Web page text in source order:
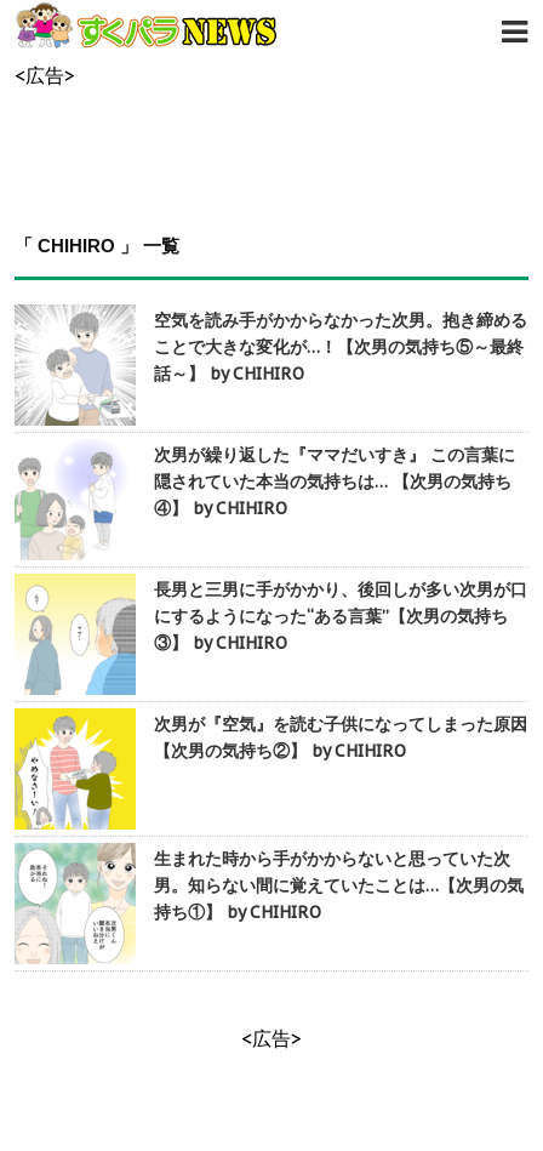
<広告>
「 CHIHIRO 」 一覧
空気を読み手がかからなかった次男。抱き締める
ことで大きな変化が…！【次男の気持ち⑤～最終
話～】 by CHIHIRO
次男が繰り返した『ママだいすき』 この言葉に
隠されていた本当の気持ちは… 【次男の気持ち
④】 by CHIHIRO
長男と三男に手がかかり、後回しが多い次男が口
にするようになった“ある言葉”【次男の気持ち
③】 by CHIHIRO
次男が『空気』を読む子供になってしまった原因
【次男の気持ち②】 by CHIHIRO
生まれた時から手がかからないと思っていた次
男。知らない間に覚えていたことは…【次男の気
持ち①】 by CHIHIRO
<広告>